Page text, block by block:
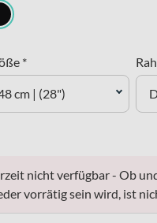
*
cm | (28")
nicht verfügbar - Ob
vorrätig sein wird, ist